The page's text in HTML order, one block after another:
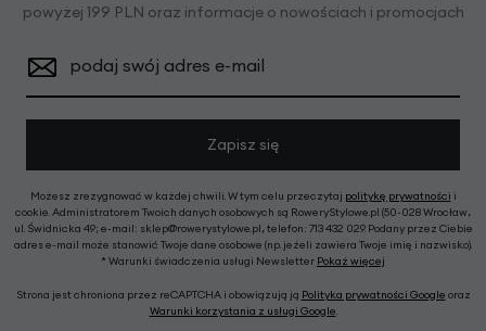
powyżej 199 PLN oraz informacje o nowościach i promocjach
podaj swój adres e-mail
Zapisz się
Możesz zrezygnować w każdej chwili. W tym celu przeczytaj politykę prywatności i
cookie. Administratorem Twoich danych osobowych są RoweryStylowe.pl (50-028 Wrocław,
ul. Świdnicka 49; e-mail: sklep@rowerystylowe.pl, telefon: 713 432 029. Podany przez Ciebie
adres e-mail może stanowić Twoje dane osobowe (np. jeżeli zawiera Twoje imię i nazwisko).
* Warunki świadczenia usługi Newsletter Pokaż więcej
Strona jest chroniona przez reCAPTCHA i obowiązują ją Polityka prywatności Google oraz
Warunki korzystania z usługi Google.